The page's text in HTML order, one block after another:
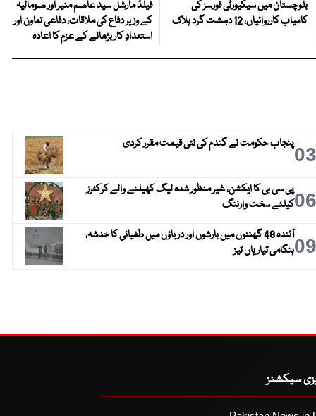
بلوچستان میں سیکیورٹی فورسز کی
کامیاب کارروائیاں، 12 دہشت گرد ہلاک
فیلڈ مارشل سید عاصم منیر اور صومالیہ
کے وزیر دفاع کی ملاقات، دفاعی تعاون اور
استعدادِ کار بڑھانے کے عزم کا اعادہ
03پنجاب حکومت نے گندم کی نئی قیمت مقرر کردی
06پی سی بی کا ایکشن، غیر منظور شدہ لیگ کھیلنے والے کرکٹرز
کیلئے سخت وارننگ
09
آئندہ 48 گھنٹوں میں بارشوں اور دریاؤں میں طغیانی کا خدشہ،
ہنگامی تیاریاں تیز
سیکشنز